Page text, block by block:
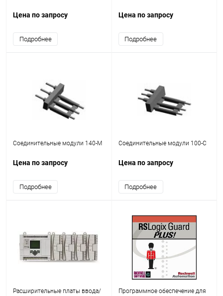
Цена по запросу
Подробнее
Цена по запросу
Подробнее
Соединительные модули 140-M
Цена по запросу
Подробнее
Соединительные модули 100-С
Цена по запросу
Подробнее
Расширительные платы ввода/
Программное обеспечение для